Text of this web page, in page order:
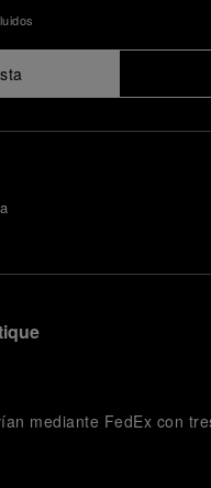
mediante FedEx con